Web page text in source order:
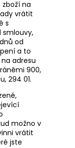
na
vrátit
s
od
a to
adresu
900,
294 01.
možno v
vrátit
jste